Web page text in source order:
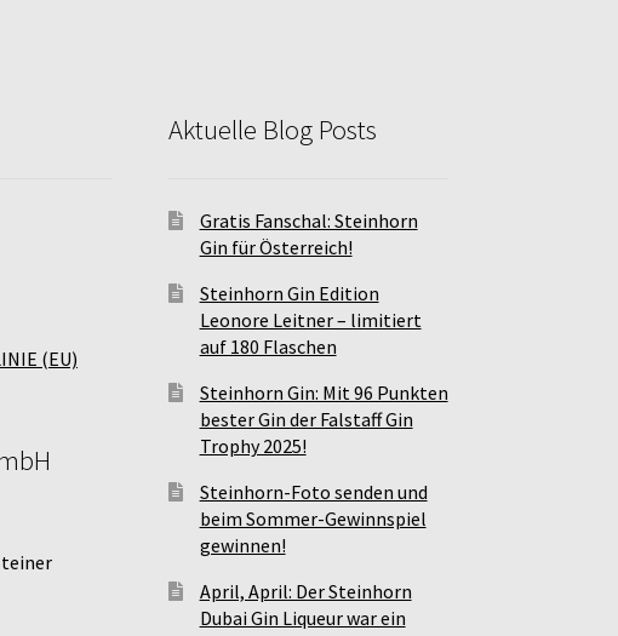
(EU)
Aktuelle Blog Posts
Gratis Fanschal: Steinhorn
Gin für Österreich!
Steinhorn Gin Edition
Leonore Leitner – limitiert
auf 180 Flaschen
Steinhorn Gin: Mit 96 Punkten
bester Gin der Falstaff Gin
Trophy 2025!
Steinhorn-Foto senden und
beim Sommer-Gewinnspiel
gewinnen!
April, April: Der Steinhorn
Dubai Gin Liqueur war ein